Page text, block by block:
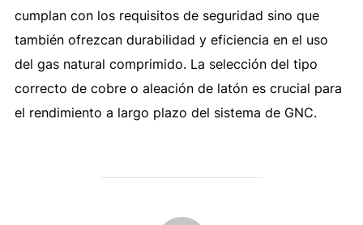
cumplan con los requisitos de seguridad sino que
también ofrezcan durabilidad y eficiencia en el uso
del gas natural comprimido. La selección del tipo
correcto de cobre o aleación de latón es crucial para
el rendimiento a largo plazo del sistema de GNC.